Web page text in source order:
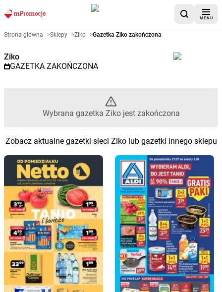
MENU
Gazetka promocyjna Ziko –
Strona główna >Sklepy >Ziko >Gazetka Ziko zakończona
Ziko
GAZETKA ZAKOŃCZONA
Wybrana gazetka Ziko jest zakończona
Zobacz aktualne gazetki sieci Ziko lub gazetki innego sklepu